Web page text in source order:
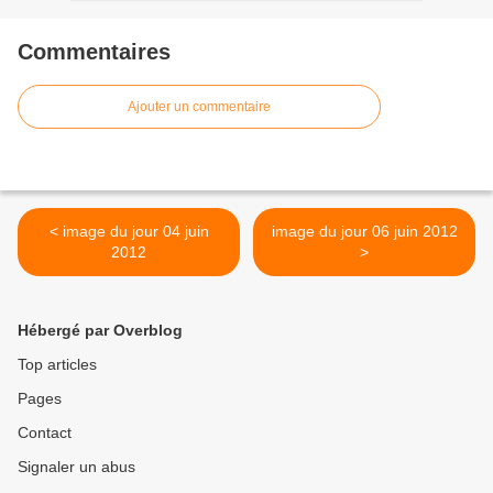
Commentaires
Ajouter un commentaire
< image du jour 04 juin
2012
image du jour 06 juin 2012
>
Hébergé par Overblog
Top articles
Pages
Contact
Signaler un abus